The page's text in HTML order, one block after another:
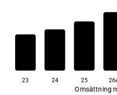
23 24 25
Omsättning